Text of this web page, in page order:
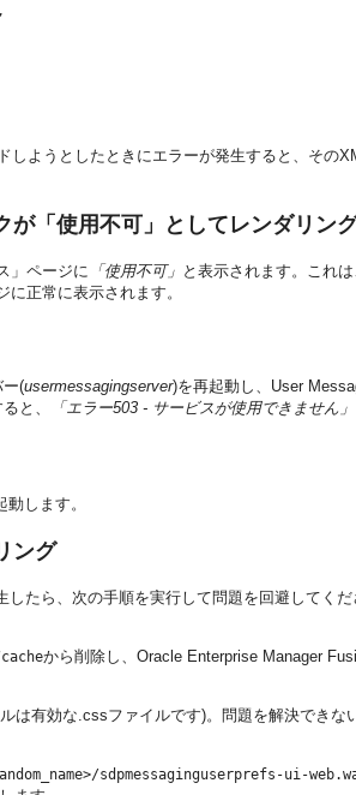
ようとしたときにエラーが発生すると、その
「使用不可」としてレンダリン
」ページに 「使用不可」 と表示されます。これ
正常に表示されます。
ー(usermessagingserver)を再起動し、User
と、 「エラー503 - サービスが使用できません」
します。
ング
たら、次の手順を実行して問題を回避してくだ
から削除し、Oracle Enterprise Manager
有効な.cssファイルです)。問題を解決できな
sdpmessaginguserprefs-ui-